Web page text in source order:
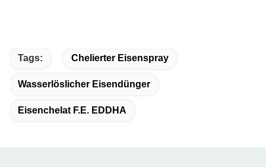
Tags: Chelierter Eisenspray
Wasserlöslicher Eisendünger
Eisenchelat F.E. EDDHA